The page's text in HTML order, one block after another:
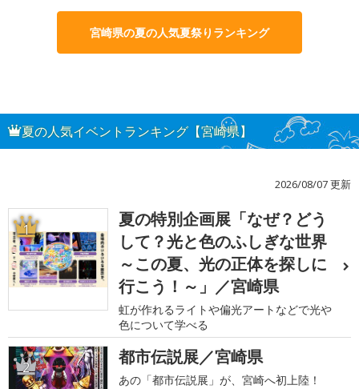
宮崎県の夏の人気夏祭りランキング
夏の人気イベントランキング【宮崎県】
2026/08/07 更新
1
夏の特別企画展「なぜ？どう
して？光と色のふしぎな世界
～この夏、光の正体を探しに
行こう！～」／宮崎県
虹が作れるライトや偏光アートなどで光や
色について学べる
2 都市伝説展／宮崎県
あの「都市伝説展」が、宮崎へ初上陸！